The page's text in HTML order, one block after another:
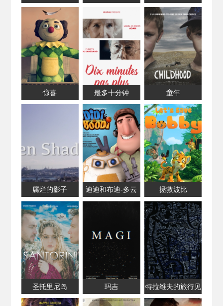
惊喜 最多十分钟 童年
腐烂的影子
迪迪和布迪-多云
拯救波比
圣托里尼岛 玛吉
特拉维夫的旅行见
闻